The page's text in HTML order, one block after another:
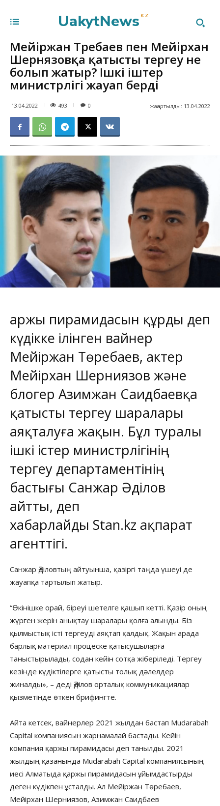
UakytNews KZ
Мейіржан Төребаев пен Мейірхан
Шернязовқа қатысты тергеу не
болып жатыр? Ішкі іштер
министрлігі жауап берді
13.04.2022 493 жаңартылды: 13.04.2022
0
Қаржы пирамидасын құрды деп
күдікке ілінген вайнер
Мейіржан Төребаев, актер
Мейірхан Шерниязов және
блогер Азимжан Саидбаевқа
қатысты тергеу шаралары
аяқталуға жақын. Бұл туралы
ішкі істер министрлігінің
тергеу департаментінің
бастығы Санжар Әділов
айтты, деп
хабарлайды Stan.kz ақпарат
агенттігі.
Санжар Әділовтың айтуынша, қазіргі таңда үшеуі де
жауапқа тартылып жатыр.
“Өкінішке орай, біреуі шетелге қашып кетті. Қазір оның
жүрген жерін анықтау шаралары қолға алынды. Біз
қылмыстық істі тергеуді аяқтап қалдық. Жақын арада
барлық материал процеске қатысушыларға
таныстырылады, содан кейін сотқа жіберіледі. Тергеу
кезінде күдіктілерге қатысты толық дәлелдер
жиналды», – деді Әділов орталық коммуникациялар
қызметінде өткен брифингте.
Айта кетсек, вайнерлер 2021 жылдан бастап Mudarabah
Capital компаниясын жарнамалай бастады. Кейін
компания қаржы пирамидасы деп танылды. 2021
жылдың қазанында Mudarabah Capital компаниясының
иесі Алматыда қаржы пирамидасын ұйымдастырды
деген күдікпен ұсталды. Ал Мейіржан Төребаев,
Мейірхан Шерниязов, Азимжан Саидбаев